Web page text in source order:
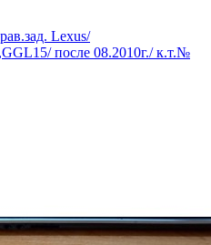
Lexus/
после 08.2010г./ к.т.№